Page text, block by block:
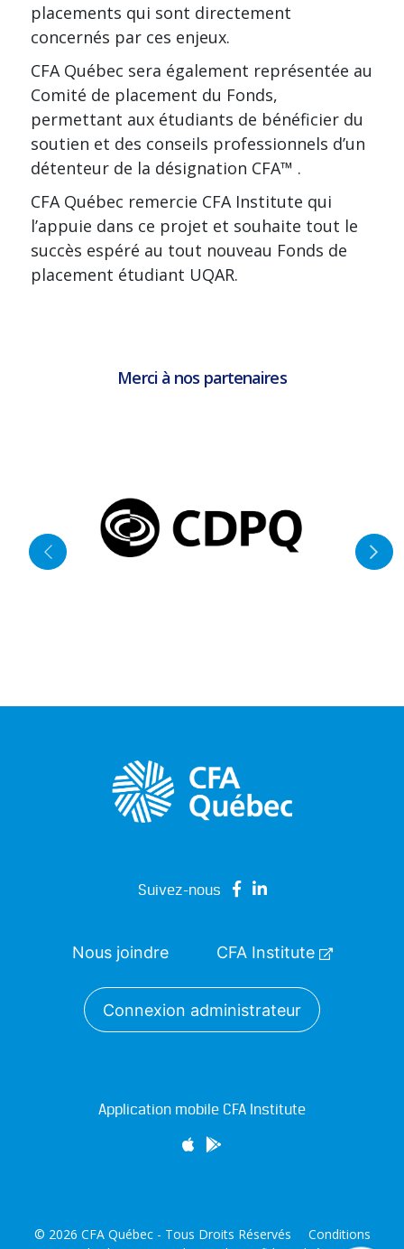
placements qui sont directement
concernés par ces enjeux.
CFA Québec sera également représentée au
Comité de placement du Fonds,
permettant aux étudiants de bénéficier du
soutien et des conseils professionnels d’un
détenteur de la désignation CFA™ .
CFA Québec remercie CFA Institute qui
l’appuie dans ce projet et souhaite tout le
succès espéré au tout nouveau Fonds de
placement étudiant UQAR.
Merci à nos partenaires
Application mobile CFA Institute
Suivez-nous
Nous joindre CFA Institute
Connexion administrateur
© 2026 CFA Québec - Tous Droits Réservés
Conditions